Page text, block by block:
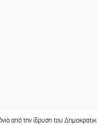
του Δημοκρατικού Στρατού